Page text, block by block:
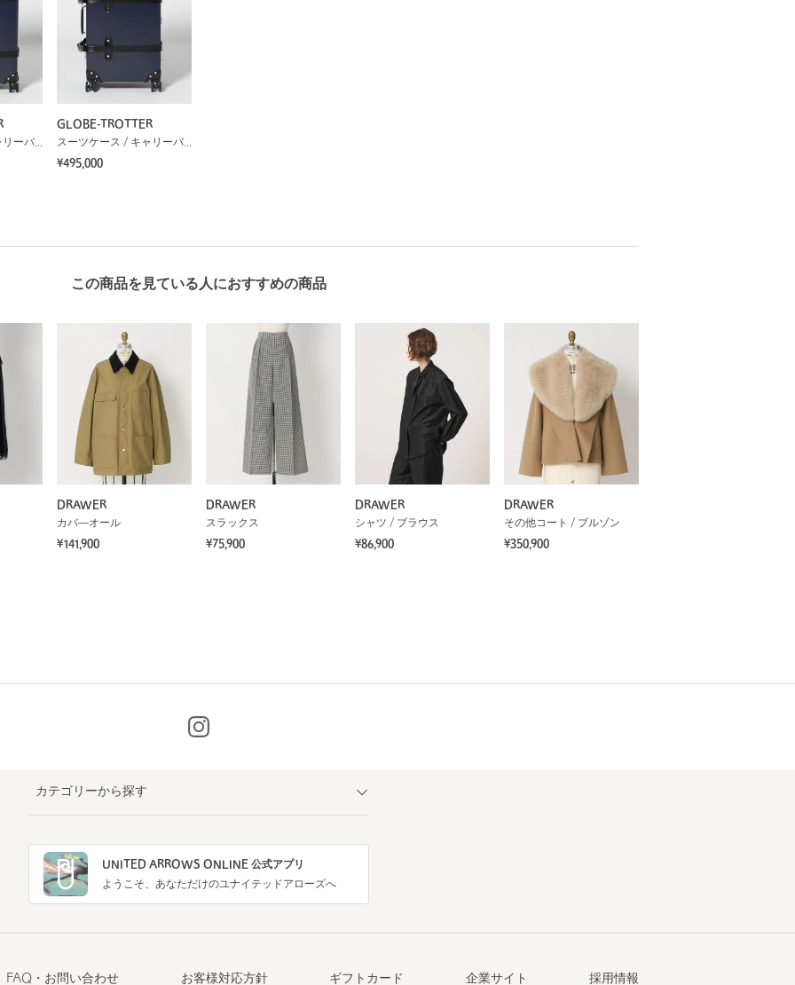
スーツケース / キャリーバッグ
GLOBE-TROTTER
スーツケース / キャリーバッグ
¥495,000
この商品を見ている人におすすめの商品
DRAWER
カバ―オール
¥141,900
DRAWER
スラックス
¥75,900
DRAWER
シャツ / ブラウス
¥86,900
DRAWER
その他コート / ブルゾン
¥350,900
カテゴリーから探す
UNITED ARROWS ONLINE 公式アプリ
ようこそ、あなただけのユナイテッドアローズへ
FAQ・お問い合わせ お客様対応方針 ギフトカード 企業サイト 採用情報